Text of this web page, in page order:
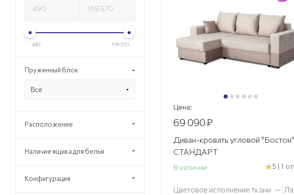
Цена:
69 090₽
Диван-кровать угловой "Бостон"
СТАНДАРТ
В наличии 5 | 1
Цветовое исполнение ткани —
490 159 570
Пружинный блок
Все
Расположение
Наличие ящика для белья
Конфигурация